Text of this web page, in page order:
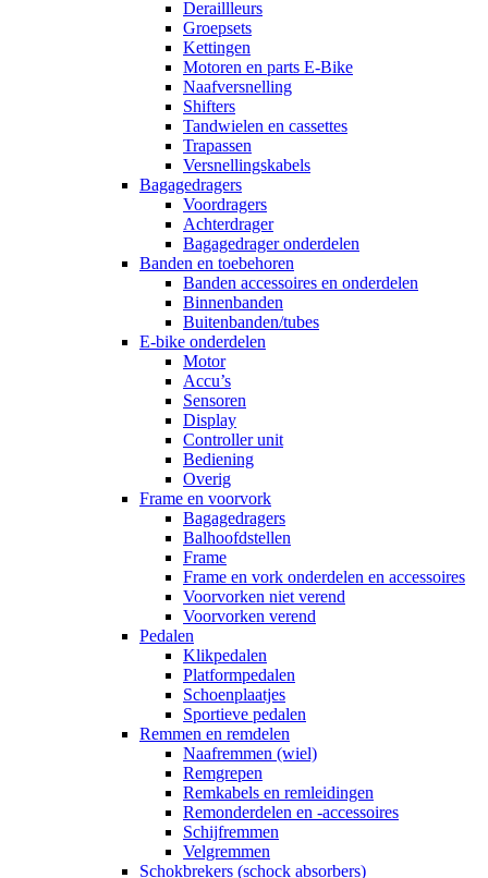
Deraillleurs
Groepsets
Kettingen
Motoren en parts E-Bike
Naafversnelling
Shifters
Tandwielen en cassettes
Trapassen
Versnellingskabels
Bagagedragers
Voordragers
Achterdrager
Bagagedrager onderdelen
Banden en toebehoren
Banden accessoires en onderdelen
Binnenbanden
Buitenbanden/tubes
E-bike onderdelen
Motor
Accu’s
Sensoren
Display
Controller unit
Bediening
Overig
Frame en voorvork
Bagagedragers
Balhoofdstellen
Frame
Frame en vork onderdelen en accessoires
Voorvorken niet verend
Voorvorken verend
Pedalen
Klikpedalen
Platformpedalen
Schoenplaatjes
Sportieve pedalen
Remmen en remdelen
Naafremmen (wiel)
Remgrepen
Remkabels en remleidingen
Remonderdelen en -accessoires
Schijfremmen
Velgremmen
Schokbrekers (schock absorbers)